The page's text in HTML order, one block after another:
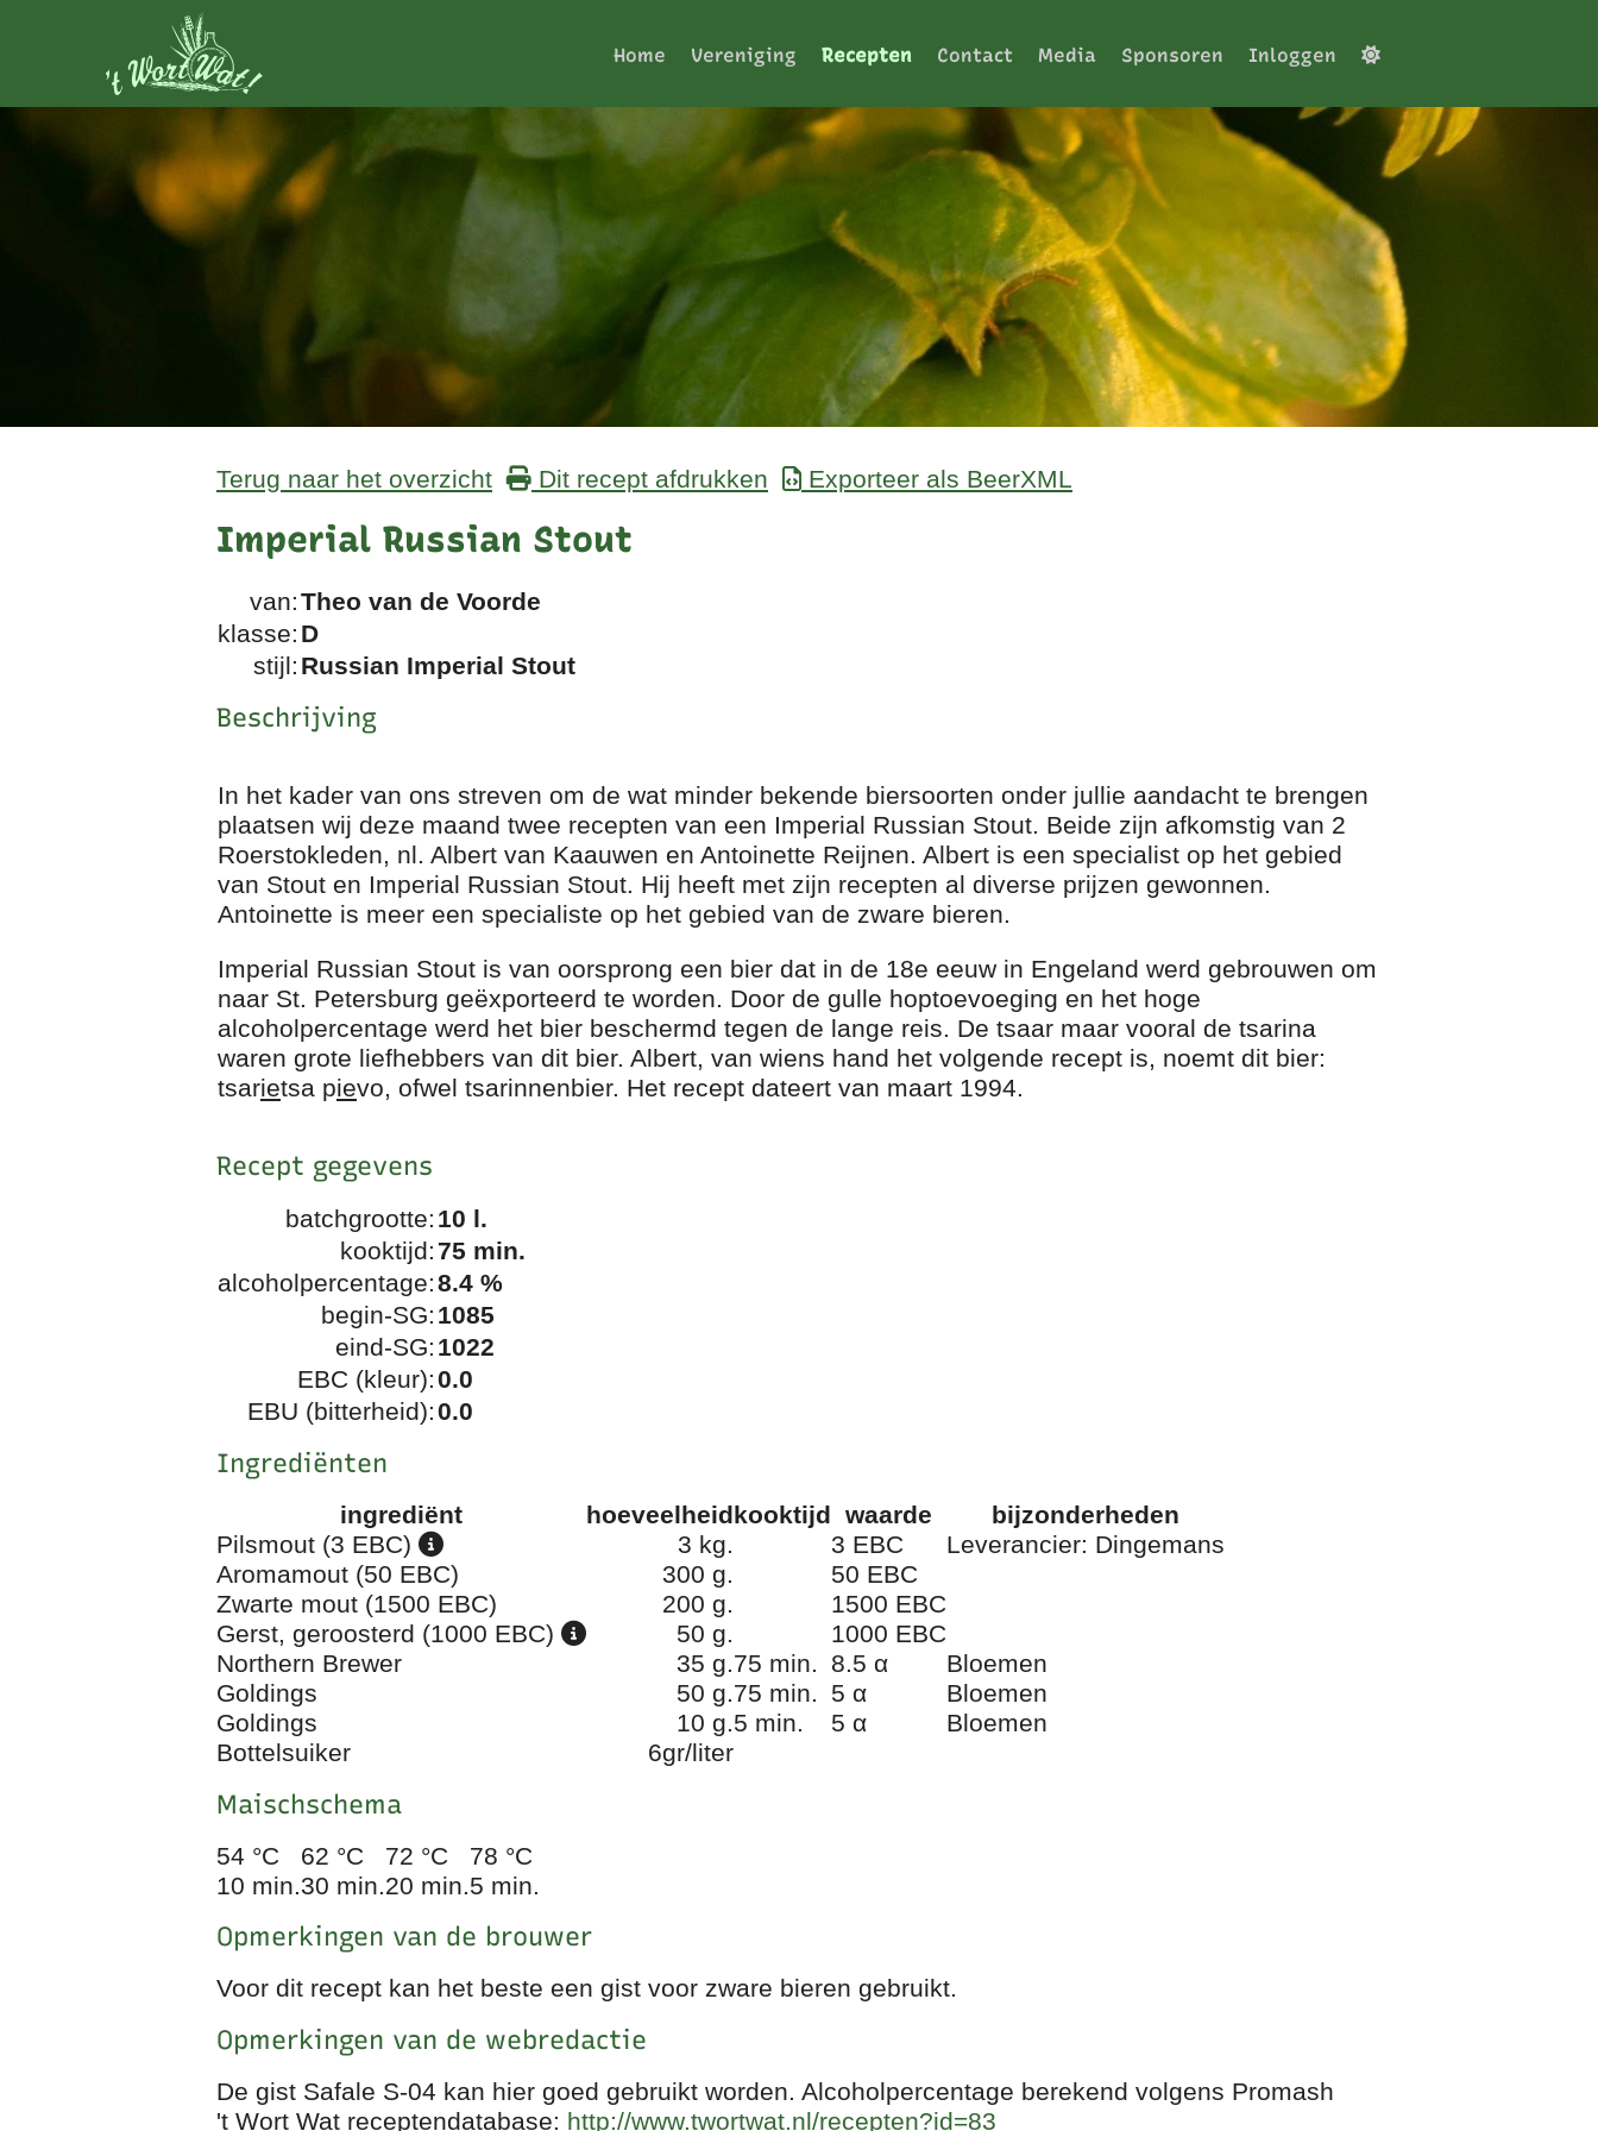
Terug naar het overzicht Dit recept afdrukken Exporteer als BeerXML
Imperial Russian Stout
van:Theo van de Voorde
klasse: D
stijl: Russian Imperial Stout
Beschrijving
In het kader van ons streven om de wat minder bekende biersoorten onder jullie aandacht te brengen
plaatsen wij deze maand twee recepten van een Imperial Russian Stout. Beide zijn afkomstig van 2
Roerstokleden, nl. Albert van Kaauwen en Antoinette Reijnen. Albert is een specialist op het gebied
van Stout en Imperial Russian Stout. Hij heeft met zijn recepten al diverse prijzen gewonnen.
Antoinette is meer een specialiste op het gebied van de zware bieren.
Imperial Russian Stout is van oorsprong een bier dat in de 18e eeuw in Engeland werd gebrouwen om
naar St. Petersburg geëxporteerd te worden. Door de gulle hoptoevoeging en het hoge
alcoholpercentage werd het bier beschermd tegen de lange reis. De tsaar maar vooral de tsarina
waren grote liefhebbers van dit bier. Albert, van wiens hand het volgende recept is, noemt dit bier:
tsarietsa pievo, ofwel tsarinnenbier. Het recept dateert van maart 1994.
Recept gegevens
batchgrootte: 10 l.
kooktijd: 75 min.
alcoholpercentage:8.4 %
begin-SG: 1085
eind-SG: 1022
EBC (kleur):0.0
EBU (bitterheid):0.0
Ingrediënten
ingrediënt hoeveelheidkooktijd waarde
bijzonderheden
Pilsmout (3 EBC)
3 kg. 3 EBC
Leverancier: Dingemans
Aromamout (50 EBC)
300 g.
50 EBC
Zwarte mout (1500 EBC)
200 g.
1500 EBC
Gerst, geroosterd (1000 EBC)
50 g.
1000 EBC
Northern Brewer
35 g.75 min. 8.5 α
Bloemen
Goldings
50 g.75 min. 5 α
Bloemen
Goldings
10 g.5 min. 5 α
Bloemen
Bottelsuiker
6gr/liter
Maischschema
54 °C 62 °C 72 °C
78 °C
10 min.30 min.20 min.5 min.
Opmerkingen van de brouwer
Voor dit recept kan het beste een gist voor zware bieren gebruikt.
Opmerkingen van de webredactie
De gist Safale S-04 kan hier goed gebruikt worden. Alcoholpercentage berekend volgens Promash
't Wort Wat receptendatabase: http://www.twortwat.nl/recepten?id=83
Home Vereniging Recepten Contact Media Sponsoren Inloggen